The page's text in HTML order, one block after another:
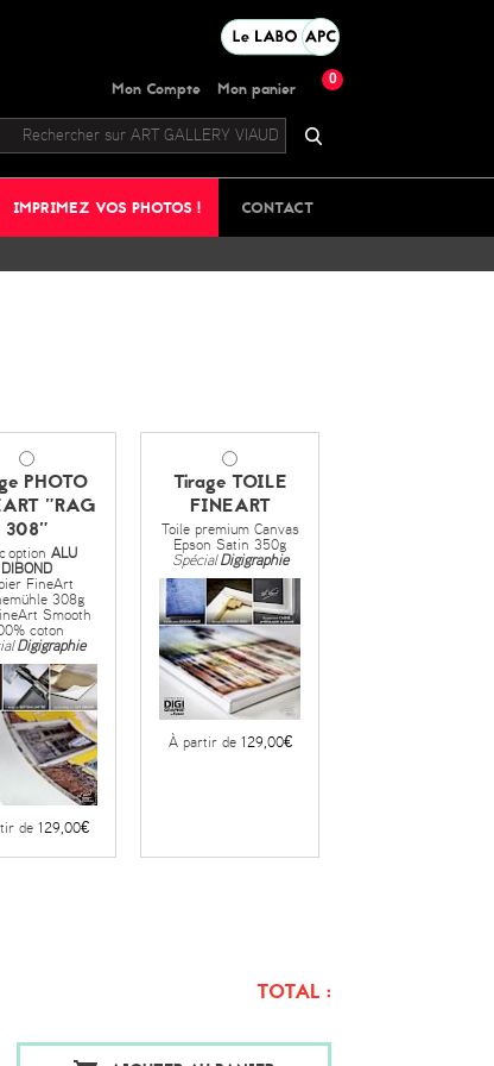
Mon Compte Mon panier 0
IMPRIMEZ VOS PHOTOS ! CONTACT
PHOTO
"RAG
308"
option ALU
DIBOND
FineArt
308g
Smooth
coton
Digigraphie
de 129,00€
Tirage TOILE
FINEART
Toile premium Canvas
Epson Satin 350g
SpécialDigigraphie
À partir de 129,00€
TOTAL :